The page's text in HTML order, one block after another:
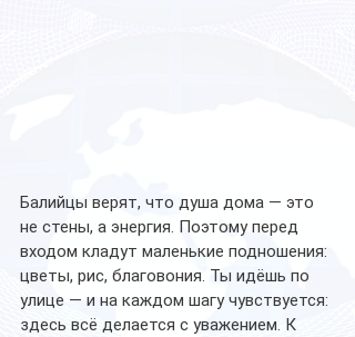
Балийцы верят, что душа дома — это
не стены, а энергия. Поэтому перед
входом кладут маленькие подношения:
цветы, рис, благовония. Ты идёшь по
улице — и на каждом шагу чувствуется:
здесь всё делается с уважением. К